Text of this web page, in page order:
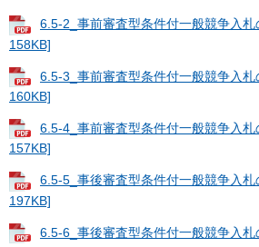
6.5-2_事前審査型条件付一般競争入
158KB]
6.5-3_事前審査型条件付一般競争入
160KB]
6.5-4_事前審査型条件付一般競争入
157KB]
6.5-5_事後審査型条件付一般競争入
197KB]
6.5-6_事後審査型条件付一般競争入